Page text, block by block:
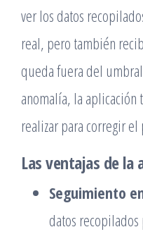
ver los datos
real, pero también
queda fuera del
anomalía, la aplicación
realizar para corregir
Las ventajas de la
Seguimiento
datos